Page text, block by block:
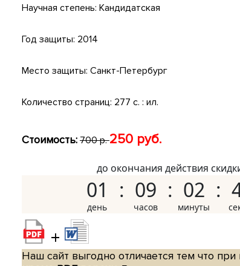
Научная степень: Кандидатская
Год защиты: 2014
Место защиты: Санкт-Петербург
Количество страниц: 277 с. : ил.
Стоимость: 700 р.250 руб.
до окончания действия
01 09 02
+
Наш сайт выгодно отличается тем что при